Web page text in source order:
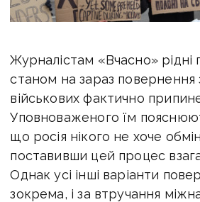
Журналістам «Вчасно»
станом на зараз повернення
військових фактично
Уповноваженого їм
що росія нікого не хоче
поставивши цей процес
Однак усі інші варіанти
зокрема, і за втручання